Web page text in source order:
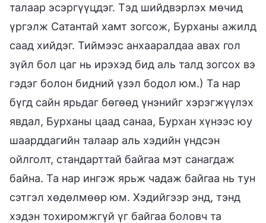
талаар эсэргүүцдэг. Тэд шийдвэрлэх мөчид
үргэлж Сатантай хамт зогсож, Бурханы ажилд
саад хийдэг. Тиймээс анхааралдаа авах гол
зүйл бол цаг нь ирэхэд бид аль талд зогсох вэ
гэдэг болон бидний үзэл бодол юм.) Та нар
бүгд сайн ярьдаг бөгөөд үнэнийг хэрэгжүүлэх
явдал, Бурханы цаад санаа, Бурхан хүнээс юу
шаарддагийн талаар аль хэдийн үндсэн
ойлголт, стандарттай байгаа мэт санагдаж
байна. Та нар ингэж ярьж чадаж байгаа нь тун
сэтгэл хөдөлмөөр юм. Хэдийгээр энд, тэнд
хэдэн тохиромжгүй үг байгаа боловч та